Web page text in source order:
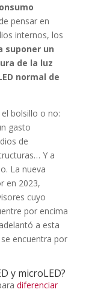
pensar en
internos, los
suponer un
de la luz
normal de
bolsillo o no:
gasto
de
Y a
La nueva
en 2023,
cuyo
por encima
a esta
encuentra por
y microLED?
diferenciar